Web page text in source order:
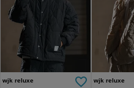
wjk reluxe wjk reluxe